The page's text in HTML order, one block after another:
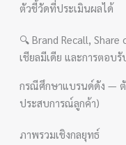
ตัวชี้วัดที่ประเมินผลได้
🔍 Brand Recall,
เชียลมีเดีย และการตอบ
กรณีศึกษาแบรนด์ดัง — ตั
ประสบการณ์ลูกค้า)
ภาพรวมเชิงกลยุทธ์